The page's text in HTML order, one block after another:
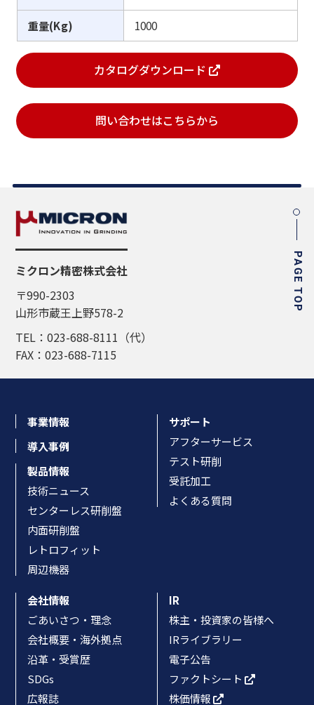
重量(Kg) 1000
カタログダウンロード
問い合わせはこちらから
PAGE TOP
ミクロン精密株式会社
〒990-2303
山形市蔵王上野578-2
TEL：023-688-8111（代）
FAX：023-688-7115
事業情報
導入事例
製品情報
技術ニュース
センターレス研削盤
内面研削盤
レトロフィット
周辺機器
サポート
アフターサービス
テスト研削
受託加工
よくある質問
会社情報
ごあいさつ・理念
会社概要・海外拠点
沿革・受賞歴
SDGs
広報誌
IR
株主・投資家の皆様へ
IRライブラリー
電子公告
ファクトシート
株価情報